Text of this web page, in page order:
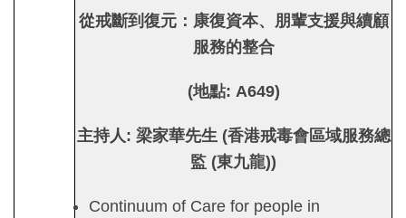
從戒斷到復元：康復資本、朋輩支援與續顧
服務的整合
(地點: A649)
主持人: 梁家華先生 (香港戒毒會區域服務總
監 (東九龍))
Continuum of Care for people in